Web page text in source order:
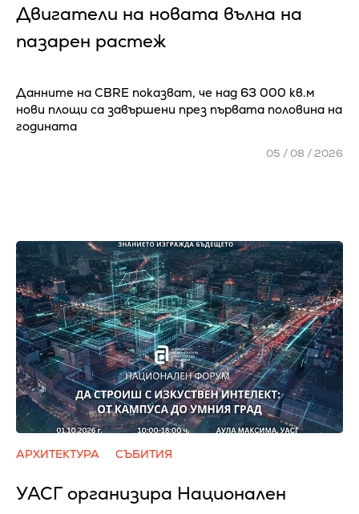
Двигатели на новата вълна на
пазарен растеж
Данните на CBRE показват, че над 63 000 кв.м
нови площи са завършени през първата половина на
годината
05 / 08 / 2026
АРХИТЕКТУРА СЪБИТИЯ
УАСГ организира Национален